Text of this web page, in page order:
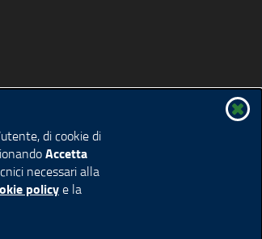
di cookie di
Accetta
necessari alla
policye la